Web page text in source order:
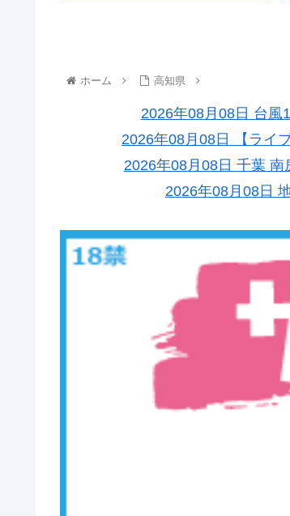
ホーム 高知県
2026年08月08日 台風
2026年08月08日 【ライ
2026年08月08日 千葉
2026年08月08日